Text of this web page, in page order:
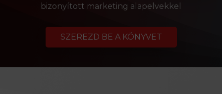
bizonyított marketing alapelvekkel
SZEREZD BE A KÖNYVET